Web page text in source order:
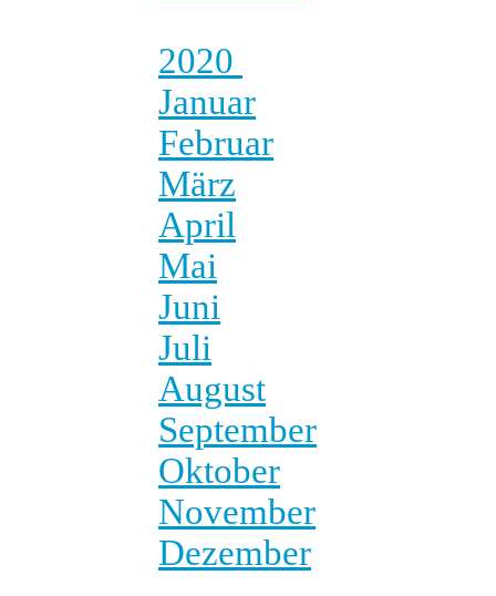
2020
Januar
Februar
März
April
Mai
Juni
Juli
August
September
Oktober
November
Dezember